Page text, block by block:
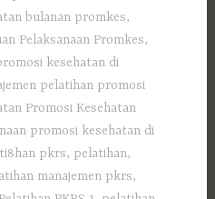
bulanan promkes,
Pelaksanaan Promkes,
kesehatan di
pelatihan promosi
Promosi Kesehatan
promosi kesehatan di
pkrs, pelatihan,
manajemen pkrs,